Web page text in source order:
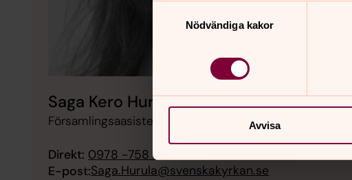
Nödvändiga kakor
Avvisa
Saga Kero Hurula
Församlingsaasistent, Pajala församling
Direkt: 0978 -758 98
E-post:Saga.Hurula@svenskakyrkan.se